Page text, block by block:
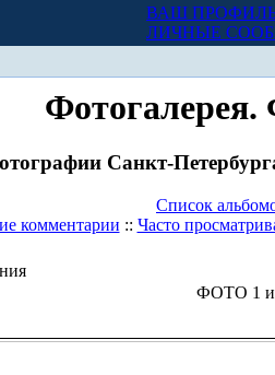
ВАШ
ЛИЧНЫЕ
Санкт-
Список
комментарии :: Часто
ФОТО 1